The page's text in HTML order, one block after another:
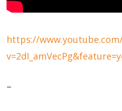
https://
–